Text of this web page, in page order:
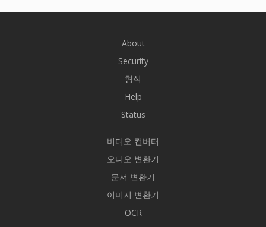
About
Security
형식
Help
Status
비디오 컨버터
오디오 변환기
문서 변환기
이미지 변환기
OCR